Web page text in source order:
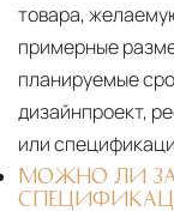
товара,
примерные
планируемые
дизайнпроект,
или
МОЖНО ЛИ